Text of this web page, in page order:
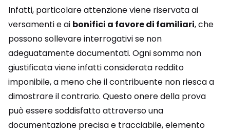
Infatti, particolare attenzione viene riservata ai
versamenti e ai bonifici a favore di familiari, che
possono sollevare interrogativi se non
adeguatamente documentati. Ogni somma non
giustificata viene infatti considerata reddito
imponibile, a meno che il contribuente non riesca a
dimostrare il contrario. Questo onere della prova
può essere soddisfatto attraverso una
documentazione precisa e tracciabile, elemento